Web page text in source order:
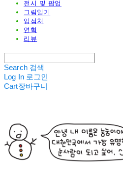
전시 및 팝업
그림일기
입점처
연혁
리뷰
Search 검색
Log In 로그인
Cart장바구니